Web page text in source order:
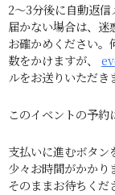
2～3分後に自動返
届かない場合は、迷
お確かめください
数をかけますが、
ルをお送りいただき
このイベントの予約
支払いに進むボタン
少々お時間がかかり
そのままお待ちくだ